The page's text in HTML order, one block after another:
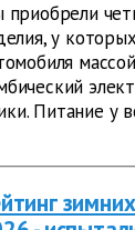
у
Питание у